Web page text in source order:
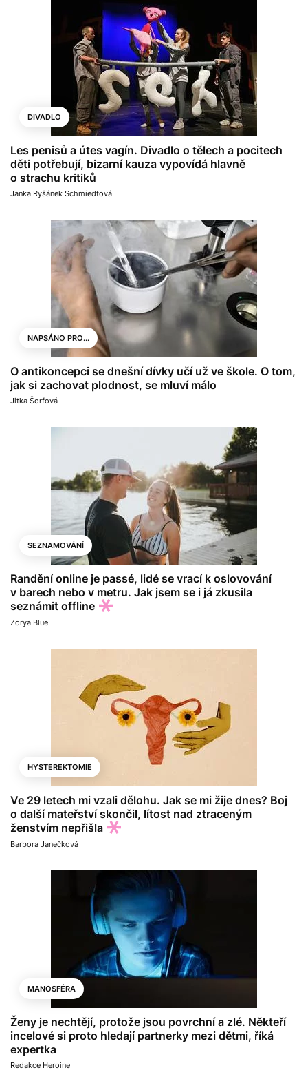
DIVADLO
Les penisů a útes vagín. Divadlo o tělech a pocitech
děti potřebují, bizarní kauza vypovídá hlavně
o strachu kritiků
​​​​​​​​​Janka Ryšánek Schmiedtová
NAPSÁNO PRO...
O antikoncepci se dnešní dívky učí už ve škole. O tom,
jak si zachovat plodnost, se mluví málo
Jitka Šorfová
SEZNAMOVÁNÍ
Randění online je passé, lidé se vrací k oslovování
v barech nebo v metru. Jak jsem se i já zkusila
seznámit offline
Zorya Blue
HYSTEREKTOMIE
Ve 29 letech mi vzali dělohu. Jak se mi žije dnes? Boj
o další mateřství skončil, lítost nad ztraceným
ženstvím nepřišla
Barbora Janečková
MANOSFÉRA
Ženy je nechtějí, protože jsou povrchní a zlé. Někteří
incelové si proto hledají partnerky mezi dětmi, říká
expertka
Redakce Heroine